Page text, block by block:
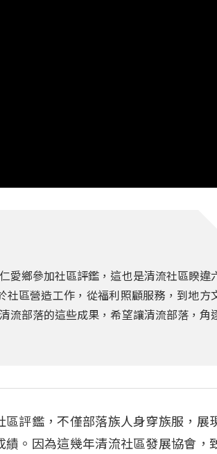
愛鄉參加社區評鑑，這也是清流社區睽違
區營造工作，從福利照顧服務，到地方
流部落的這些成果，希望讓清流部落，角
評鑑，不僅部落族人身穿族服，展
。因為這幾年清流社區發展協會，